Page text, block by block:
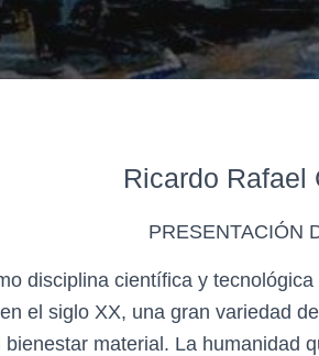
Ricardo Rafael
PRESENTACIÓN
disciplina científica y
el siglo XX, una gran variedad
material. La humanidad